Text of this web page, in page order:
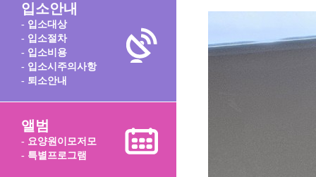
입소안내
- 입소대상
- 입소절차
- 입소비용
- 입소시주의사항
- 퇴소안내
앨범
- 요양원이모저모
- 특별프로그램